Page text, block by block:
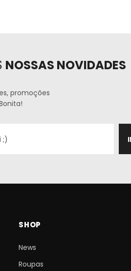
NOSSAS NOVIDADES
promoções
SHOP
News
Roupas